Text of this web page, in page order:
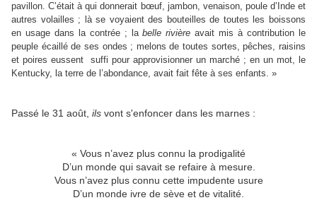
pavillon. C’était à qui donnerait bœuf, jambon, venaison, poule d’Inde et
autres volailles ; là se voyaient des bouteilles de toutes les boissons
en usage dans la contrée ; labelle rivière avait mis à contribution le
peuple écaillé de ses ondes ; melons de toutes sortes, pêches, raisins
et poires eussent
suffi pour approvisionner un marché ; en un mot, le
Kentucky, la terre de l’abondance, avait fait fête à ses enfants. »
Passé le 31 août, ils vont s'enfoncer dans les marnes :
« Vous n’avez plus connu la prodigalité
D’un monde qui savait se refaire à mesure.
Vous n’avez plus connu cette impudente usure
D’un monde ivre de sève et de vitalité.